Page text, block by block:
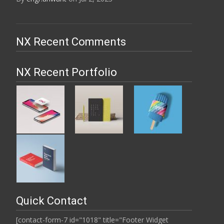
NX Recent Comments
NX Recent Portfolio
Quick Contact
[contact-form-7 id="1018" title="Footer Widget